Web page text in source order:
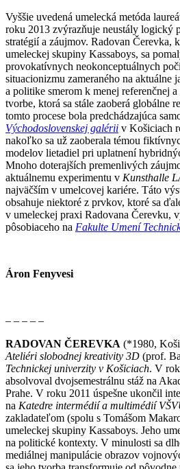
Vyššie uvedená umelecká metóda
roku 2013 zvýrazňuje neustály logický
stratégií a záujmov. Radovan Čerevka,
umeleckej skupiny Kassaboys, sa
provokatívnych neokonceptuálnych
situacionizmu zameraného na aktuálne
a politike smerom k menej referenčnej
tvorbe, ktorá sa stále zaoberá globálne
tomto procese bola predchádzajúca
Východoslovenskej galérii v Košiciach
nakoľko sa už zaoberala témou
modelov lietadiel pri uplatnení
Mnoho doterajších premenlivých
aktuálnemu experimentu v Kunsthalle
najväčším v umelcovej kariére. Táto
obsahuje niektoré z prvkov, ktoré sa
v umeleckej praxi Radovana Čerevku,
pôsobiaceho na Fakulte Umení
Áron Fenyvesi
– – – – –
RADOVAN ČEREVKA (*1980,
Ateliéri slobodnej kreativity 3D (prof.
Technickej univerzity v Košiciach. V
absolvoval dvojsemestrálnu stáž na
Prahe. V roku 2011 úspešne ukončil
na Katedre intermédií a multimédií
zakladateľom (spolu s Tomášom
umeleckej skupiny Kassaboys. Jeho
na politické kontexty. V minulosti sa
mediálnej manipulácie obrazov